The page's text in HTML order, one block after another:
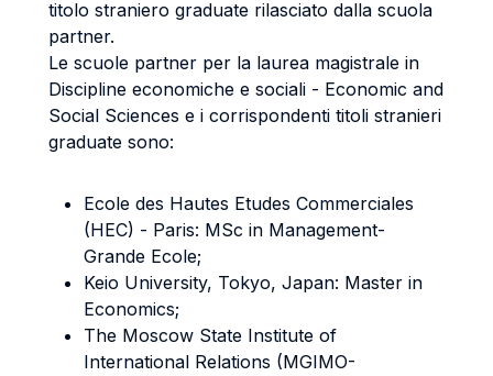
titolo straniero graduate rilasciato dalla scuola
partner.
Le scuole partner per la laurea magistrale in
Discipline economiche e sociali - Economic and
Social Sciences e i corrispondenti titoli stranieri
graduate sono:
Ecole des Hautes Etudes Commerciales
(HEC) - Paris: MSc in Management-
Grande Ecole;
Keio University, Tokyo, Japan: Master in
Economics;
The Moscow State Institute of
International Relations (MGIMO-